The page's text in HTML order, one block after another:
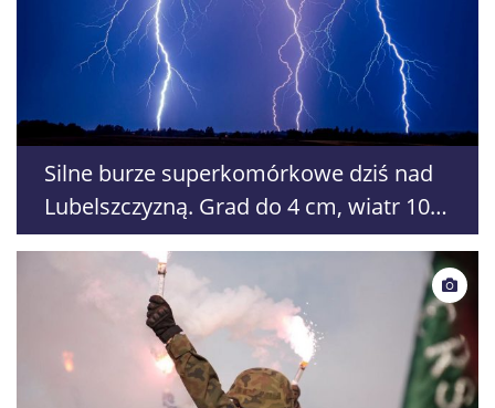
Silne burze superkomórkowe dziś nad
Lubelszczyzną. Grad do 4 cm, wiatr 100
km/h i ryzyko zalań